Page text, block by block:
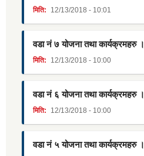
मिति: 12/13/2018 - 10:01
वडा नं ७ योजना तथा कार्यक्रमहरु ।
मिति: 12/13/2018 - 10:00
वडा नं ६ योजना तथा कार्यक्रमहरु ।
मिति: 12/13/2018 - 10:00
वडा नं ५ योजना तथा कार्यक्रमहरु ।